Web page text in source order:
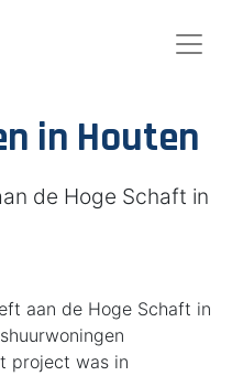
in Houten
de Hoge Schaft in
aan de Hoge Schaft in
project was in